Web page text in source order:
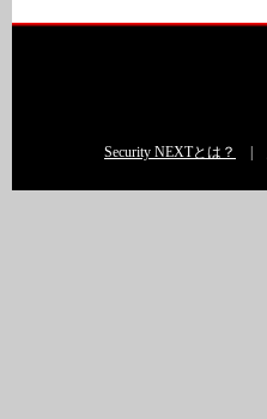
Security NEXTとは？